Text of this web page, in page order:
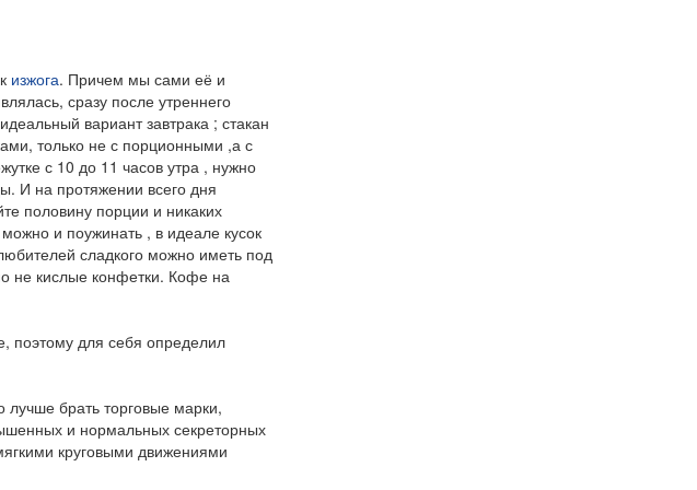
изжога. Причем мы сами её и
сразу после утреннего
вариант завтрака ; стакан
только не с порционными ,а с
с 10 до 11 часов утра , нужно
И на протяжении всего дня
половину порции и никаких
и поужинать , в идеале кусок
сладкого можно иметь под
не кислые конфетки. Кофе на
поэтому для себя определил
брать торговые марки,
и нормальных секреторных
круговыми движениями